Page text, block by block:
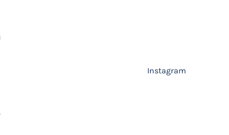
Instagram